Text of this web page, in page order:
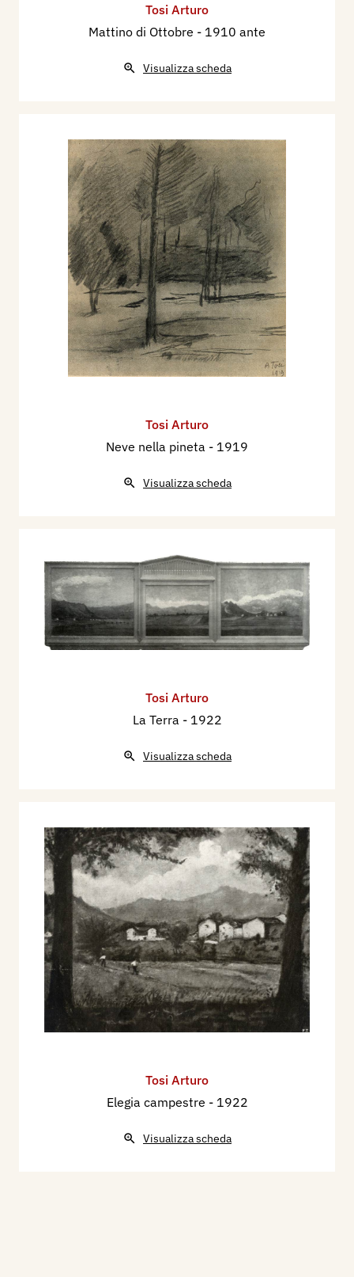
Tosi Arturo
Mattino di Ottobre - 1910 ante
Visualizza scheda
Tosi Arturo
Neve nella pineta - 1919
Visualizza scheda
Tosi Arturo
La Terra - 1922
Visualizza scheda
Tosi Arturo
Elegia campestre - 1922
Visualizza scheda